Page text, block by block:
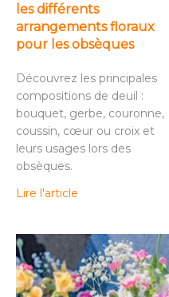
les différents
arrangements floraux
pour les obsèques
Découvrez les principales
compositions de deuil :
bouquet, gerbe, couronne,
coussin, cœur ou croix et
leurs usages lors des
obsèques.
Lire l'article